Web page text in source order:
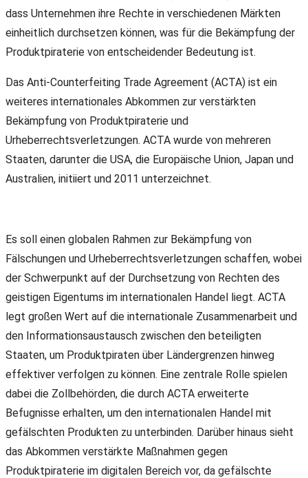
dass Unternehmen ihre Rechte in verschiedenen Märkten
einheitlich durchsetzen können, was für die Bekämpfung der
Produktpiraterie von entscheidender Bedeutung ist.
Das Anti-Counterfeiting Trade Agreement (ACTA) ist ein
weiteres internationales Abkommen zur verstärkten
Bekämpfung von Produktpiraterie und
Urheberrechtsverletzungen. ACTA wurde von mehreren
Staaten, darunter die USA, die Europäische Union, Japan und
Australien, initiiert und 2011 unterzeichnet.
Es soll einen globalen Rahmen zur Bekämpfung von
Fälschungen und Urheberrechtsverletzungen schaffen, wobei
der Schwerpunkt auf der Durchsetzung von Rechten des
geistigen Eigentums im internationalen Handel liegt. ACTA
legt großen Wert auf die internationale Zusammenarbeit und
den Informationsaustausch zwischen den beteiligten
Staaten, um Produktpiraten über Ländergrenzen hinweg
effektiver verfolgen zu können. Eine zentrale Rolle spielen
dabei die Zollbehörden, die durch ACTA erweiterte
Befugnisse erhalten, um den internationalen Handel mit
gefälschten Produkten zu unterbinden. Darüber hinaus sieht
das Abkommen verstärkte Maßnahmen gegen
Produktpiraterie im digitalen Bereich vor, da gefälschte